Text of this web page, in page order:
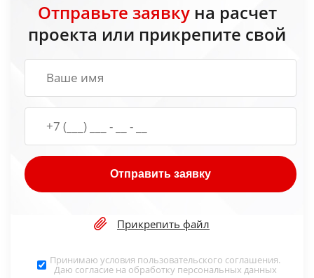
Отправьте заявкуна расчет
проекта или прикрепите свой
Отправить заявку
Прикрепить файл
Принимаю условия пользовательского соглашения.
Даю согласие на обработку персональных данных